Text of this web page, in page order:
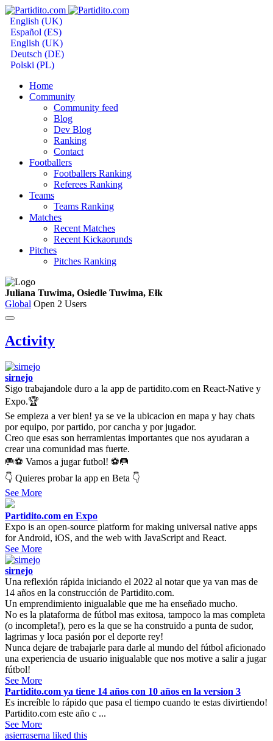
English (UK)
Español (ES)
English (UK)
Deutsch (DE)
Polski (PL)
Home
Community
Community feed
Blog
Dev Blog
Ranking
Contact
Footballers
Footballers Ranking
Referees Ranking
Teams
Teams Ranking
Matches
Recent Matches
Recent Kickaorunds
Pitches
Pitches Ranking
Juliana Tuwima, Osiedle Tuwima, Ełk
Global Open 2 Users
Activity
sirnejo
Sigo trabajandole duro a la app de partidito.com en React-Native y
Expo.🏆
Se empieza a ver bien! ya se ve la ubicacion en mapa y hay chats
por equipo, por partido, por cancha y por jugador.
Creo que esas son herramientas importantes que nos ayudaran a
crear una comunidad mas fuerte.
🥅⚽ Vamos a jugar futbol! ⚽🥅
👇 Quieres probar la app en Beta 👇
See More
Partidito.com en Expo
Expo is an open-source platform for making universal native apps
for Android, iOS, and the web with JavaScript and React.
See More
sirnejo
Una reflexión rápida iniciando el 2022 al notar que ya van mas de
14 años en la construcción de Partidito.com.
Un emprendimiento inigualable que me ha enseñado mucho.
No es la plataforma de fútbol mas exitosa, tampoco la mas completa
(o incompleta!), pero es la que se ha construido a punta de sudor,
lagrimas y loca pasión por el deporte rey!
Nunca dejare de trabajarle para darle al mundo del fútbol aficionado
una experiencia de usuario inigualable que nos motive a salir a jugar
fútbol!
See More
Partidito.com ya tiene 14 años con 10 años en la version 3
Es increíble lo rápido que pasa el tiempo cuando te estas divirtiendo!
Partidito.com este año c ...
See More
asierraserna liked this